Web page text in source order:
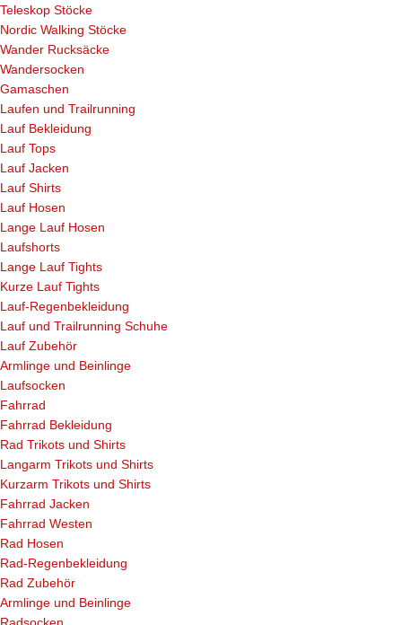
Teleskop Stöcke
Nordic Walking Stöcke
Wander Rucksäcke
Wandersocken
Gamaschen
Laufen und Trailrunning
Lauf Bekleidung
Lauf Tops
Lauf Jacken
Lauf Shirts
Lauf Hosen
Lange Lauf Hosen
Laufshorts
Lange Lauf Tights
Kurze Lauf Tights
Lauf-Regenbekleidung
Lauf und Trailrunning Schuhe
Lauf Zubehör
Armlinge und Beinlinge
Laufsocken
Fahrrad
Fahrrad Bekleidung
Rad Trikots und Shirts
Langarm Trikots und Shirts
Kurzarm Trikots und Shirts
Fahrrad Jacken
Fahrrad Westen
Rad Hosen
Rad-Regenbekleidung
Rad Zubehör
Armlinge und Beinlinge
Radsocken